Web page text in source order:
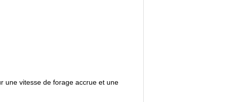
une vitesse de forage accrue et une